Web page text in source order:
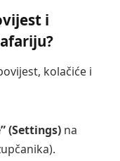
i
kolačiće i
(Settings) na